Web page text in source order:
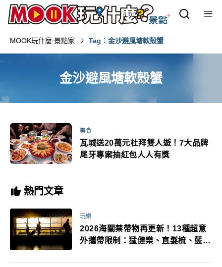
MOOK玩什麼‧景點家 Tag：金沙避風塘軟殼蟹
金沙避風塘軟殼蟹
美食
瓦城送20萬元杜拜雙人遊！7大品牌
尾牙專案抽紅包人人有獎
熱門文章
玩樂
2026海關禁帶物再更新！13種超意
外攜帶限制：猛健樂、直髮梳、藍牙
萬！注意事項一次看！